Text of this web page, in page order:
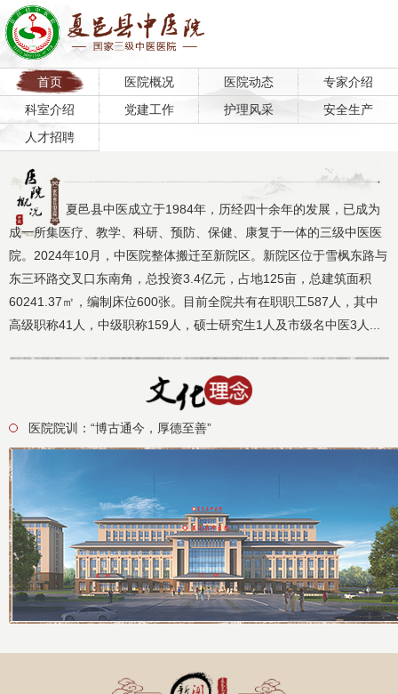
首页 医院概况 医院动态
专家介绍
科室介绍
党建工作 护理风采
安全生产
人才招聘
夏邑县中医成立于1984年，历经四十余年的发展，已成为
成一所集医疗、教学、科研、预防、保健、康复于一体的三级中医医
院。2024年10月，中医院整体搬迁至新院区。新院区位于雪枫东路与
东三环路交叉口东南角，总投资3.4亿元，占地125亩，总建筑面积
60241.37㎡，编制床位600张。目前全院共有在职职工587人，其中
高级职称41人，中级职称159人，硕士研究生1人及市级名中医3人...
医院院训：“博古通今，厚德至善”